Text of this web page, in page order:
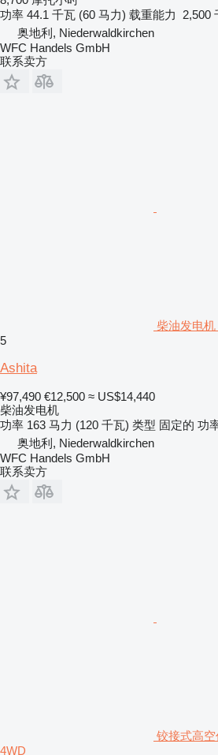
功率 44.1 千瓦 (60 马力) 载重能力
2,500
奥地利, Niederwaldkirchen
WFC Handels GmbH
联系卖方
柴油发电
5
Ashita
¥97,490 €12,500 ≈ US$14,440
柴油发电机
功率 163 马力 (120 千瓦) 类型 固定的 功
奥地利, Niederwaldkirchen
WFC Handels GmbH
联系卖方
铰接式高
4WD